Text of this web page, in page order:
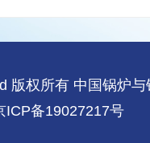
版权所有 中国锅炉
ICP备19027217号